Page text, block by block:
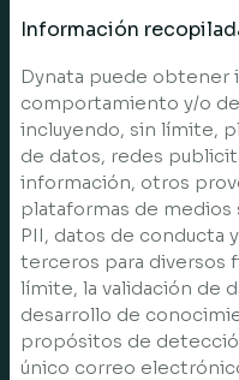
Información
Dynata puede obtener
comportamiento y/o
incluyendo, sin límite,
de datos, redes
información, otros
plataformas de medios
PII, datos de conducta
terceros para diversos
límite, la validación de
desarrollo de
propósitos de
único correo